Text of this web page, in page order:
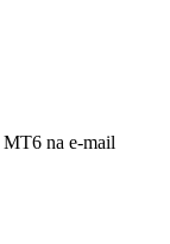
na e-mail